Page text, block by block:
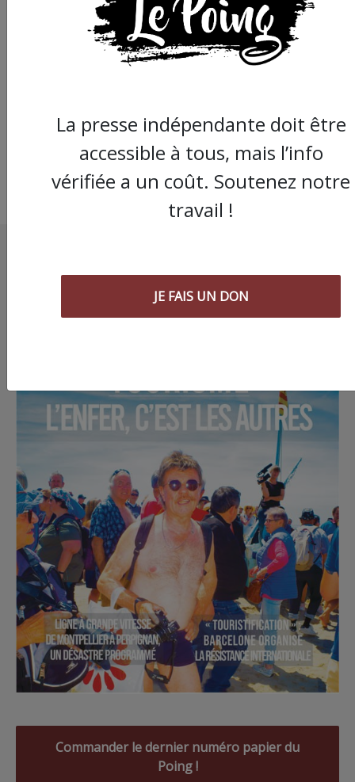
En parlant de
Commander le dernier numéro papier du
Poing !
La presse indépendante doit être
accessible à tous, mais l’info
vérifiée a un coût. Soutenez notre
travail !
JE FAIS UN DON